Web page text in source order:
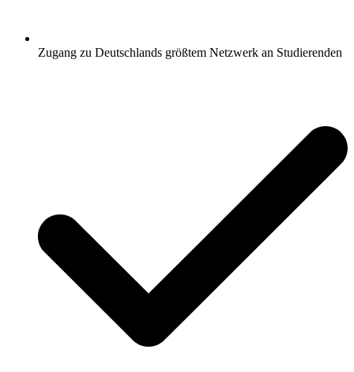
Zugang zu Deutschlands größtem Netzwerk an Studierenden